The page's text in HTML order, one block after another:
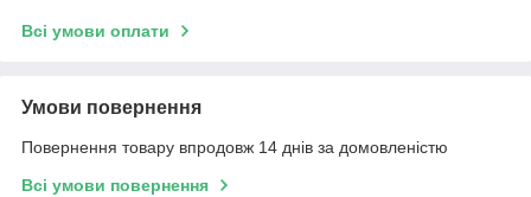
Всі умови оплати
Умови повернення
Повернення товару впродовж 14 днів за домовленістю
Всі умови повернення